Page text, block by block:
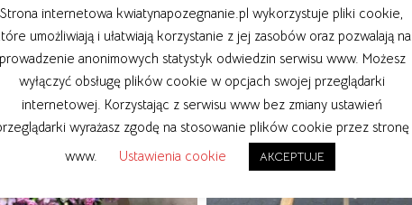
Strona internetowa kwiatynapozegnanie.pl wykorzystuje pliki cookie,
umożliwiają i ułatwiają korzystanie z jej zasobów oraz pozwalają na
anonimowych statystyk odwiedzin serwisu www. Możesz
wyłączyć obsługę plików cookie w opcjach swojej przeglądarki
internetowej. Korzystając z serwisu www bez zmiany ustawień
wyrażasz zgodę na stosowanie plików cookie przez stronę
www.
Ustawienia cookie AKCEPTUJE